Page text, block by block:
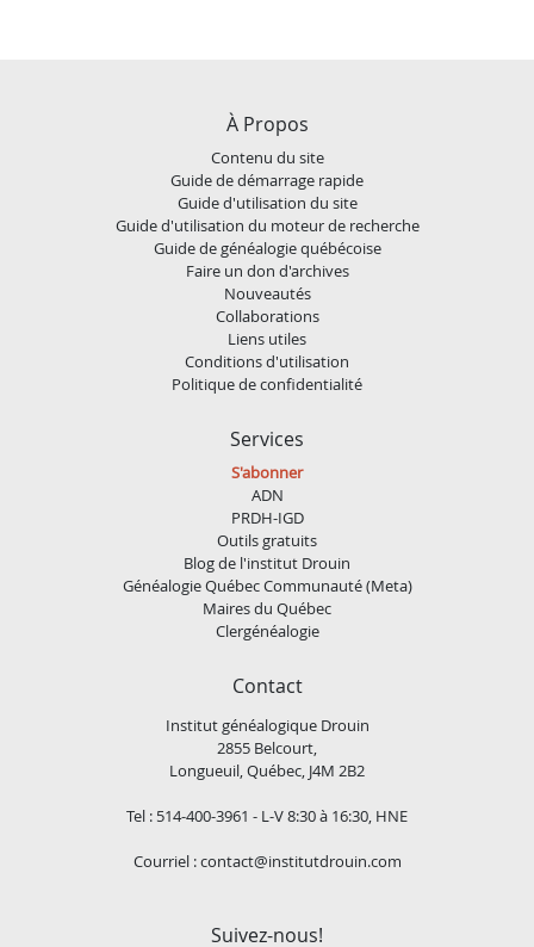
À Propos
Contenu du site
Guide de démarrage rapide
Guide d'utilisation du site
Guide d'utilisation du moteur de recherche
Guide de généalogie québécoise
Faire un don d'archives
Nouveautés
Collaborations
Liens utiles
Conditions d'utilisation
Politique de confidentialité
Services
S'abonner
ADN
PRDH-IGD
Outils gratuits
Blog de l'institut Drouin
Généalogie Québec Communauté (Meta)
Maires du Québec
Clergénéalogie
Contact
Institut généalogique Drouin
2855 Belcourt,
Longueuil, Québec, J4M 2B2
Tel : 514-400-3961 - L-V 8:30 à 16:30, HNE
Courriel :contact@institutdrouin.com
Suivez-nous!